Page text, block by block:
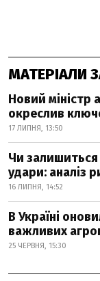
МАТЕРІАЛИ
Новий міністр
окреслив
17 ЛИПНЯ, 13:50
Чи залишиться
удари: аналіз
16 ЛИПНЯ, 14:52
В Україні
важливих
25 ЧЕРВНЯ, 15:30